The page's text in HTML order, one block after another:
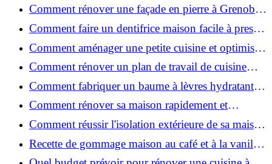
(Ré)HABITER 2025 : les coulisses du projet primé
?
Comment rénover une façade en pierre à Grenoble
: techniques, coûts et conseils
Comment faire un dentifrice maison facile à presser
?
Comment aménager une petite cuisine et optimiser
chaque centimètre carré ?
Comment rénover un plan de travail de cuisine
facilement : guide étape par étape
Comment fabriquer un baume à lèvres hydratant et
naturel au suif ?
Comment rénover sa maison rapidement et
efficacement ?
Comment réussir l'isolation extérieure de sa maison
pour une rénovation performante et durable ?
Recette de gommage maison au café et à la vanille
pour une peau douce